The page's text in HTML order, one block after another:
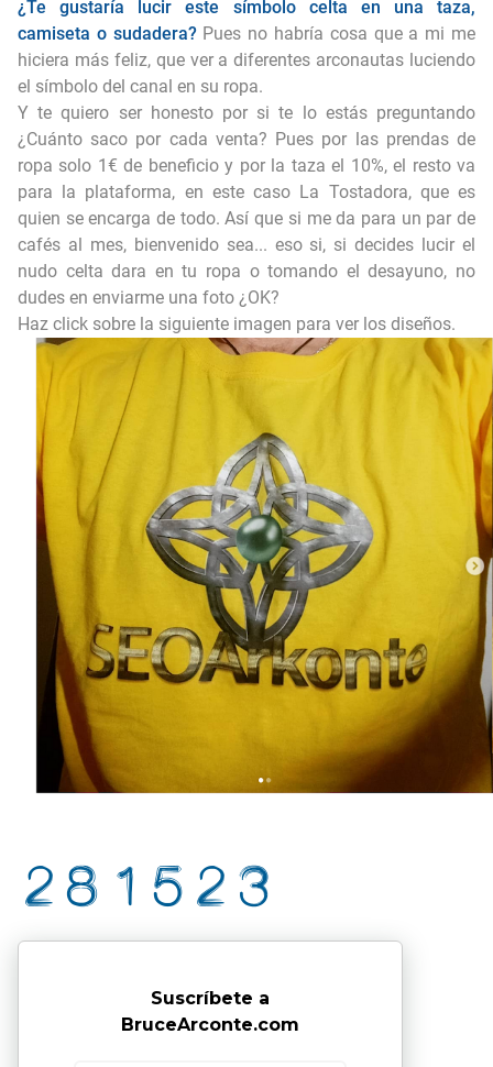
¿Te gustaría lucir este símbolo celta en una taza,
camiseta o sudadera?Pues no habría cosa que a mi me
hiciera más feliz, que ver a diferentes arconautas luciendo
el símbolo del canal en su ropa.
Y te quiero ser honesto por si te lo estás preguntando
¿Cuánto saco por cada venta? Pues por las prendas de
ropa solo 1€ de beneficio y por la taza el 10%, el resto va
para la plataforma, en este caso La Tostadora, que es
quien se encarga de todo. Así que si me da para un par de
cafés al mes, bienvenido sea... eso si, si decides lucir el
nudo celta dara en tu ropa o tomando el desayuno, no
dudes en enviarme una foto ¿OK?
Haz click sobre la siguiente imagen para ver los diseños.
Suscríbete a
BruceArconte.com